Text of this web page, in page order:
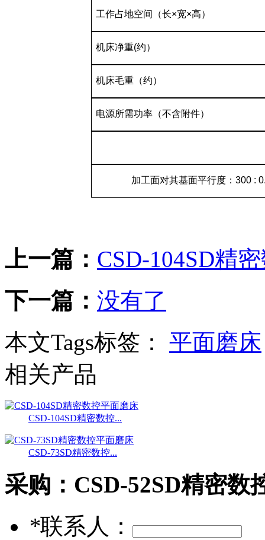
工作占地空间（长×宽×高）
机床净重(约）
机床毛重（约）
电源所需功率（不含附件）
加工面对其基面平行度： 300 :
上一篇： CSD-104SD精
下一篇： 没有了
本文Tags标签：
平面磨床
相关产品
CSD-104SD精密数控...
CSD-73SD精密数控...
采购： CSD-52SD精密数
*联系人：